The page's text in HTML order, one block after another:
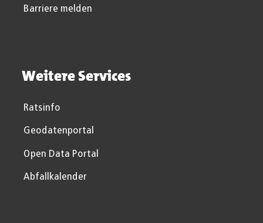
Barriere melden
Weitere Services
Ratsinfo
Geodatenportal
Open Data Portal
Abfallkalender